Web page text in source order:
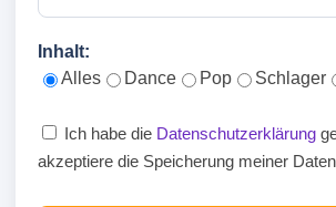
Inhalt:
Alles
Dance Pop Schlager
Ich habe die Datenschutzerklärung
akzeptiere die Speicherung meiner